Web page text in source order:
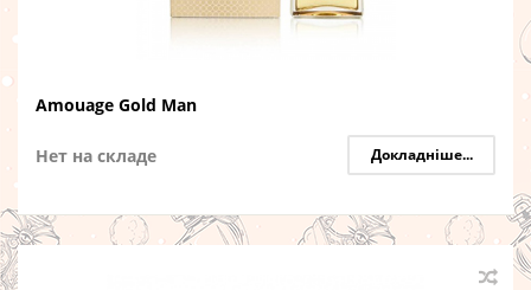
Amouage Gold Man
Нет на складе Докладніше...